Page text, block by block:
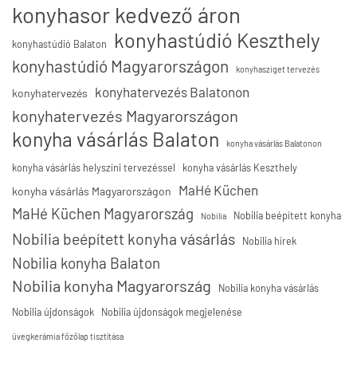
konyhasor kedvező áron
konyhastúdió Balaton konyhastúdió Keszthely
konyhastúdió Magyarországon konyhasziget tervezés
konyhatervezés konyhatervezés Balatonon
konyhatervezés Magyarországon
konyha vásárlás Balaton konyha vásárlás Balatonon
konyha vásárlás helyszíni tervezéssel konyha vásárlás Keszthely
konyha vásárlás Magyarországon MaHé Küchen
MaHé Küchen Magyarország Nobilia Nobilia beépített konyha
Nobilia beépített konyha vásárlás Nobilia hírek
Nobilia konyha Balaton
Nobilia konyha Magyarország
Nobilia konyha vásárlás
Nobilia újdonságok
Nobilia újdonságok megjelenése
üvegkerámia főzőlap tisztítása